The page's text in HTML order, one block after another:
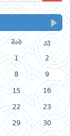
შაბ კვ
1 2
8 9
15 16
22 23
29 30